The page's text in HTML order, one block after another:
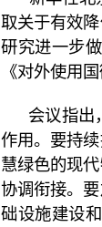
取关于有效
研究进一步
《对外使用
会议指出
作用。要持
慧绿色的现
协调衔接。
础设施建设